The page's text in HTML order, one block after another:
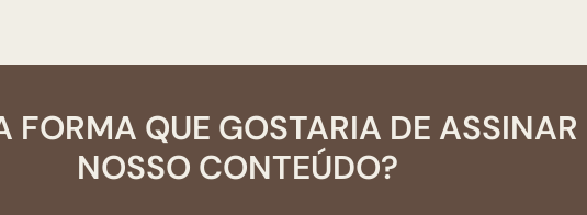
FORMA QUE GOSTARIA DE ASSINAR
NOSSO CONTEÚDO?